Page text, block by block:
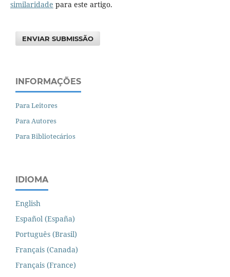
similaridade para este artigo.
ENVIAR SUBMISSÃO
INFORMAÇÕES
Para Leitores
Para Autores
Para Bibliotecários
IDIOMA
English
Español (España)
Português (Brasil)
Français (Canada)
Français (France)